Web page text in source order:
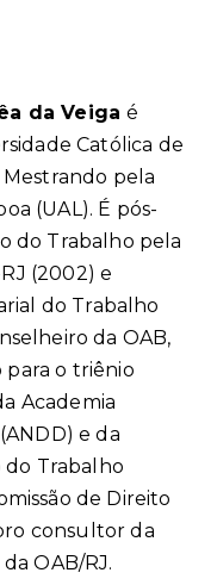
da Veigaé
Católica de
pela
(UAL). É pós-
do Trabalho pela
(2002) e
do Trabalho
da OAB,
para o triênio
Academia
e da
do Trabalho
de Direito
consultor da
OAB/RJ.